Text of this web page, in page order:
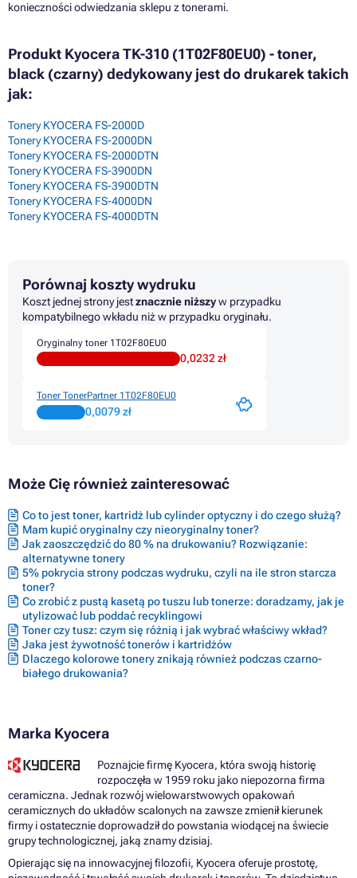
konieczności odwiedzania sklepu z tonerami.
Produkt Kyocera TK-310 (1T02F80EU0) - toner,
black (czarny) dedykowany jest do drukarek takich
jak:
Tonery KYOCERA FS-2000D
Tonery KYOCERA FS-2000DN
Tonery KYOCERA FS-2000DTN
Tonery KYOCERA FS-3900DN
Tonery KYOCERA FS-3900DTN
Tonery KYOCERA FS-4000DN
Tonery KYOCERA FS-4000DTN
Porównaj koszty wydruku
Koszt jednej strony jestznacznie niższyw przypadku
kompatybilnego wkładu niż w przypadku oryginału.
Oryginalny toner 1T02F80EU0
0,0232 zł
Toner TonerPartner 1T02F80EU0
0,0079 zł
Może Cię również zainteresować
Co to jest toner, kartridż lub cylinder optyczny i do czego służą?
Mam kupić oryginalny czy nieoryginalny toner?
Jak zaoszczędzić do 80 % na drukowaniu? Rozwiązanie:
alternatywne tonery
5% pokrycia strony podczas wydruku, czyli na ile stron starcza
toner?
Co zrobić z pustą kasetą po tuszu lub tonerze: doradzamy, jak je
utylizować lub poddać recyklingowi
Toner czy tusz: czym się różnią i jak wybrać właściwy wkład?
Jaka jest żywotność tonerów i kartridżów
Dlaczego kolorowe tonery znikają również podczas czarno-
białego drukowania?
Marka Kyocera
Poznajcie firmę Kyocera, która swoją historię
rozpoczęła w 1959 roku jako niepozorna firma
ceramiczna. Jednak rozwój wielowarstwowych opakowań
ceramicznych do układów scalonych na zawsze zmienił kierunek
firmy i ostatecznie doprowadził do powstania wiodącej na świecie
grupy technologicznej, jaką znamy dzisiaj.
Opierając się na innowacyjnej filozofii, Kyocera oferuje prostotę,